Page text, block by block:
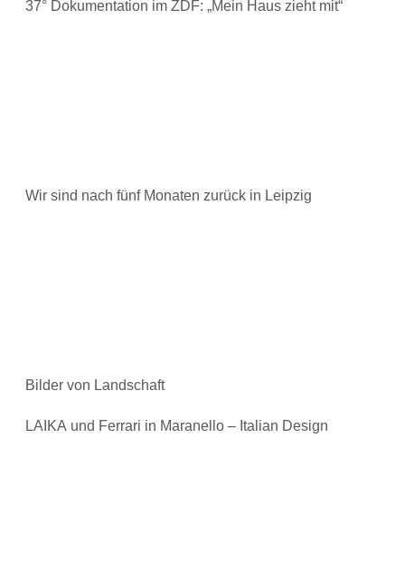
37° Dokumentation im ZDF: „Mein Haus zieht mit“
Wir sind nach fünf Monaten zurück in Leipzig
Bilder von Landschaft
LAIKA und Ferrari in Maranello – Italian Design